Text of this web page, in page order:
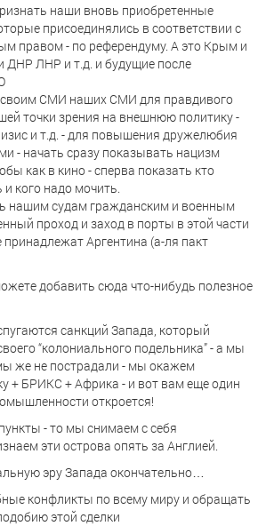
наши вновь приобретенные
присоединялись в соответствии с
правом - по референдуму. А это Крым и
ДНР ЛНР и т.д. и будущие после
своим СМИ наших СМИ для правдивого
точки зрения на внешнюю политику -
и т.д. - для повышения дружелюбия
- начать сразу показывать нацизм
как в кино - сперва показать кто
кого надо мочить.
нашим судам гражданским и военным
проход и заход в порты в этой части
Аргентина (а-ля пакт
добавить сюда что-нибудь полезное
санкций Запада, который
“колониального подельника” - а мы
же не пострадали - мы окажем
+ БРИКС + Африка - и вот вам еще один
откроется!
- то мы снимаем с себя
эти острова опять за Англией.
эру Запада окончательно…
конфликты по всему миру и обращать
этой сделки